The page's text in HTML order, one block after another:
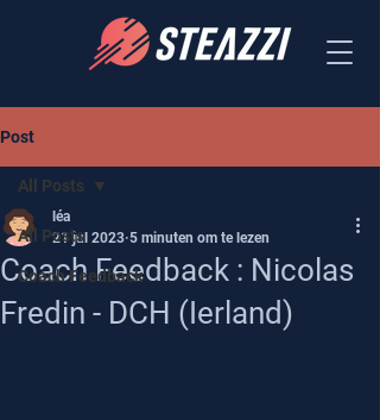
Post
All Posts
Coach Feedback
All Posts
Coach Feedback : Nicolas
Fredin - DCH (Ierland)
léa
21 jul 2023 5 minuten om te lezen